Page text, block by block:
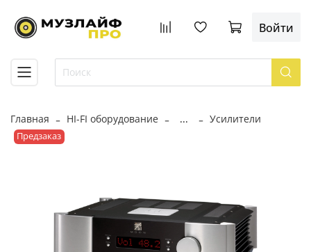
Войти
Главная HI-FI оборудование ... Усилители
Предзаказ